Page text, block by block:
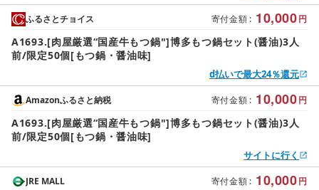
寄付金額 : 10,000円
ふるさとチョイス
A1693.[肉屋厳選“国産牛もつ鍋"]博多もつ鍋セット(醤油)3人
前/限定50個[もつ鍋・醤油味]
d払いで最大24％還元
寄付金額 : 10,000円
Amazonふるさと納税
A1693.[肉屋厳選“国産牛もつ鍋"]博多もつ鍋セット(醤油)3人
前/限定50個[もつ鍋・醤油味]
サイトに行く
寄付金額 : 10,000円
JRE MALL